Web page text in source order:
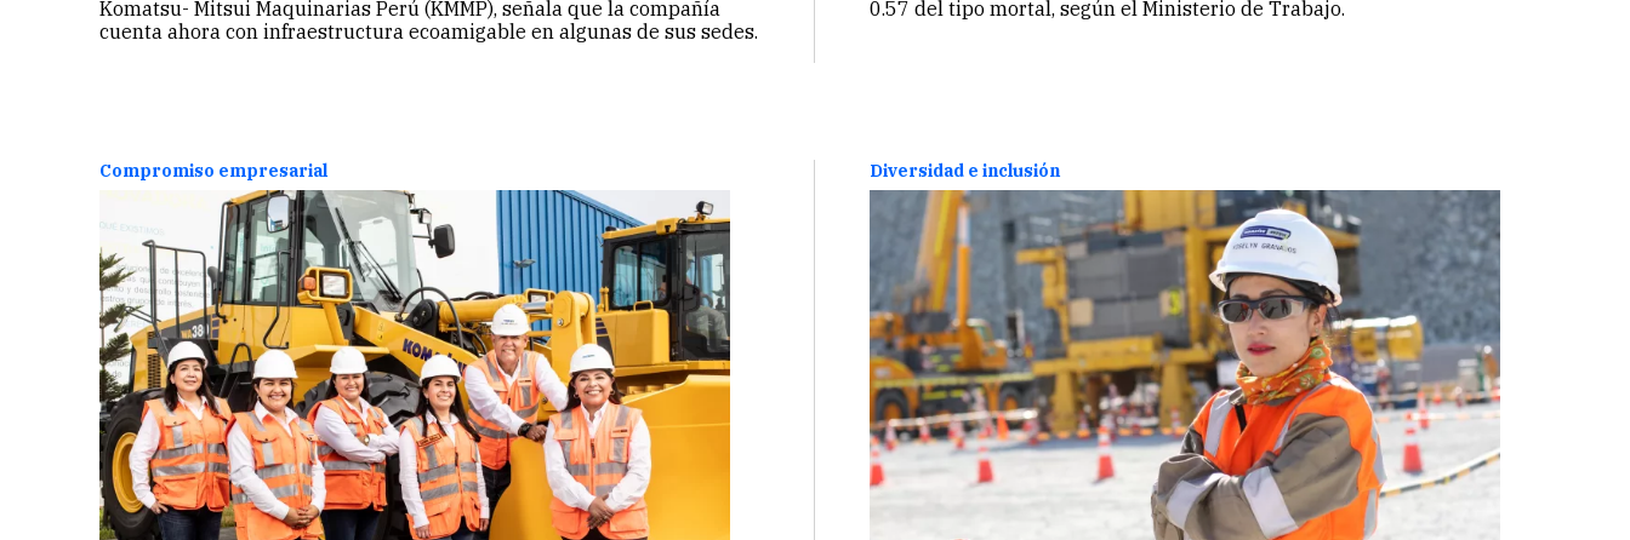
Komatsu- Mitsui Maquinarias Perú (KMMP), señala que la compañía
cuenta ahora con infraestructura ecoamigable en algunas de sus sedes.
0.57 del tipo mortal, según el Ministerio de Trabajo.
Compromiso empresarial Diversidad e inclusión